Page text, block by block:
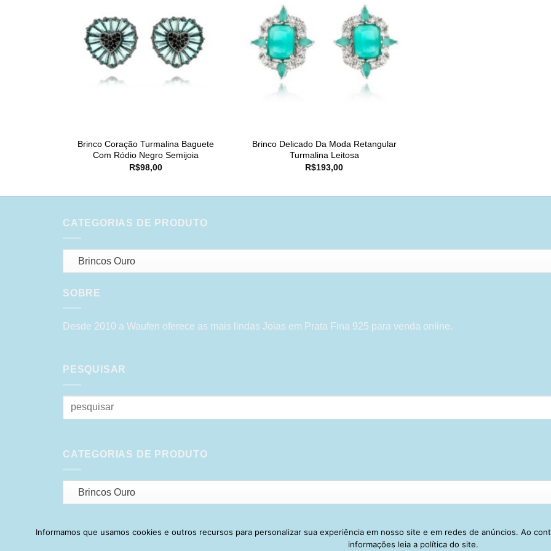
Brinco Coração Turmalina Baguete
Com Ródio Negro Semijoia
R$98,00
Brinco Delicado Da Moda Retangular
Turmalina Leitosa
R$193,00
CATEGORIAS DE PRODUTO
Brincos Ouro
SOBRE
Desde 2010 a Waufen oferece as mais lindas Joias em Prata Fina 925 para venda online.
PESQUISAR
Pesquisar
CATEGORIAS DE PRODUTO
Brincos Ouro
Visa PayPal Stripe MasterCardCash
Informamos que usamos cookies e outros recursos para personalizar sua experiência em nosso site e em redes de anúncios. Ao
informações leia a política do site.